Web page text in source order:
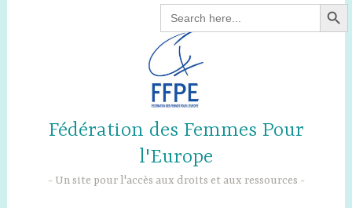
Search
for:
Fédération des Femmes Pour
l'Europe
Un site pour l'accès aux droits et aux ressources